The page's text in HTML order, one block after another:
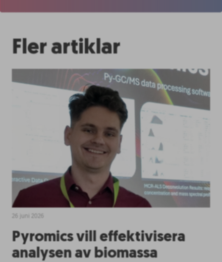
Fler artiklar
Pyromics vill effektivisera
analysen av biomassa